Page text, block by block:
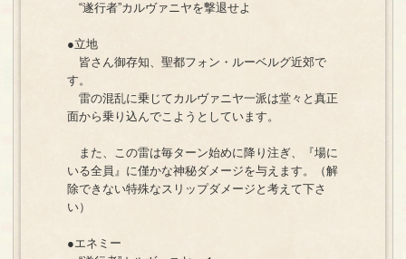
“遂行者”カルヴァニヤを撃退せよ
●立地
皆さん御存知、聖都フォン・ルーベルグ近郊で
す。
雷の混乱に乗じてカルヴァニヤ一派は堂々と真正
面から乗り込んでこようとしています。
また、この雷は毎ターン始めに降り注ぎ、『場に
いる全員』に僅かな神秘ダメージを与えます。（解
除できない特殊なスリップダメージと考えて下さ
い）
●エネミー